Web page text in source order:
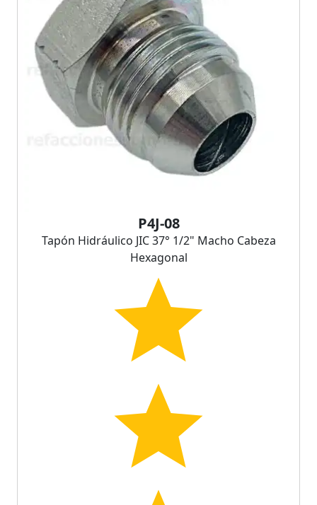
P4J-08
Tapón Hidráulico JIC 37° 1/2" Macho Cabeza
Hexagonal